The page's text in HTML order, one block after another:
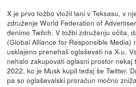
X je prvo tožbo vložil lani v Teksasu, v
združenje World Federation of
denimo Twitch. V tožbi združenju očita,
(Global Alliance for Responsible Media)
usklajeno prenehali oglaševati na X-u.
nehalo zakupovati oglasni prostor nekaj
2022, ko je Musk kupil tedaj še Twitter.
pa so oglaševalski proračun močno